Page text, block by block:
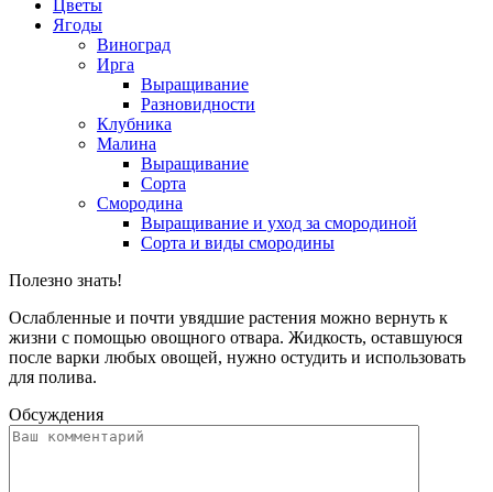
Цветы
Ягоды
Виноград
Ирга
Выращивание
Разновидности
Клубника
Малина
Выращивание
Сорта
Смородина
Выращивание и уход за смородиной
Сорта и виды смородины
Полезно знать!
Ослабленные и почти увядшие растения можно вернуть к
жизни с помощью овощного отвара. Жидкость, оставшуюся
после варки любых овощей, нужно остудить и использовать
для полива.
Обсуждения